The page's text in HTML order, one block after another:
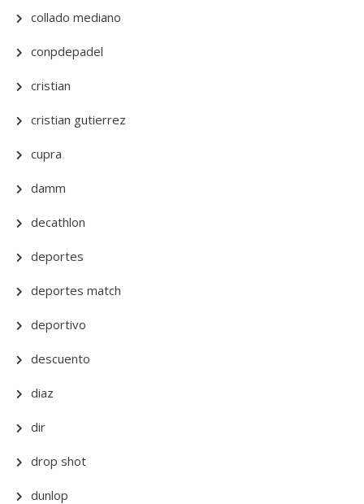
collado mediano
conpdepadel
cristian
cristian gutierrez
cupra
damm
decathlon
deportes
deportes match
deportivo
descuento
diaz
dir
drop shot
dunlop